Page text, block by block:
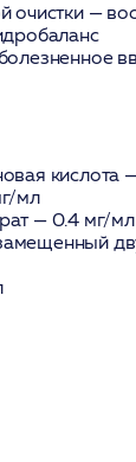
очистки—
кислота
мл
— 0.4 мг/мл